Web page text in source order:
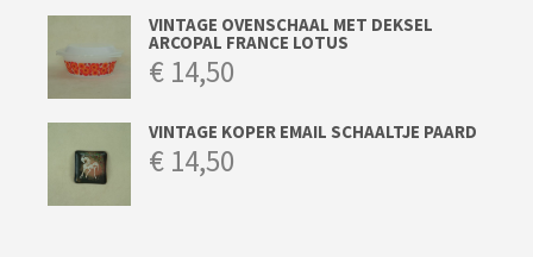
VINTAGE OVENSCHAAL MET DEKSEL
ARCOPAL FRANCE LOTUS
€ 14,50
VINTAGE KOPER EMAIL SCHAALTJE PAARD
€ 14,50